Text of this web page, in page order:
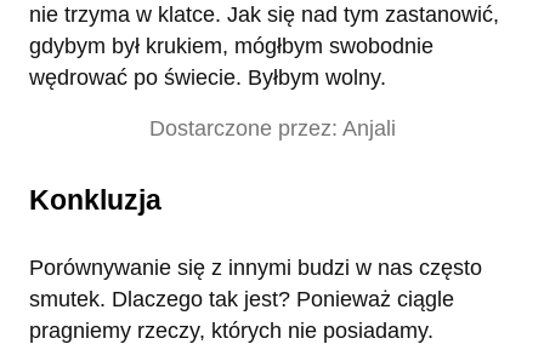
nie trzyma w klatce. Jak się nad tym zastanowić,
gdybym był krukiem, mógłbym swobodnie
wędrować po świecie. Byłbym wolny.
Dostarczone przez: Anjali
Konkluzja
Porównywanie się z innymi budzi w nas często
smutek. Dlaczego tak jest? Ponieważ ciągle
pragniemy rzeczy, których nie posiadamy.